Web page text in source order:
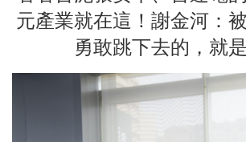
元產業就在這！謝金河：
勇敢跳下去的，就